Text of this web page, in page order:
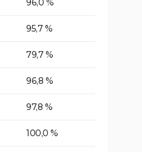
96,0 %
95,7 %
79,7 %
96,8 %
97,8 %
100,0 %